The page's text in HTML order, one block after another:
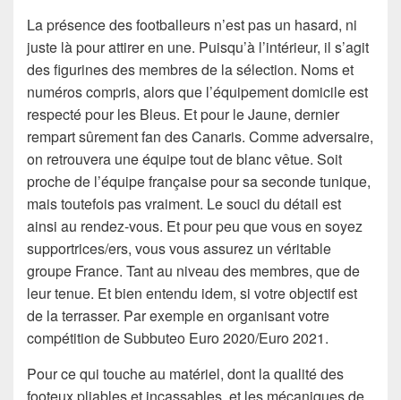
La présence des footballeurs n’est pas un hasard, ni
juste là pour attirer en une. Puisqu’à l’intérieur, il s’agit
des figurines des membres de la sélection. Noms et
numéros compris, alors que l’équipement domicile est
respecté pour les Bleus. Et pour le Jaune, dernier
rempart sûrement fan des Canaris. Comme adversaire,
on retrouvera une équipe tout de blanc vêtue. Soit
proche de l’équipe française pour sa seconde tunique,
mais toutefois pas vraiment. Le souci du détail est
ainsi au rendez-vous. Et pour peu que vous en soyez
supportrices/ers, vous vous assurez un véritable
groupe France. Tant au niveau des membres, que de
leur tenue. Et bien entendu idem, si votre objectif est
de la terrasser. Par exemple en organisant votre
compétition de Subbuteo Euro 2020/Euro 2021.
Pour ce qui touche au matériel, dont la qualité des
footeux pliables et incassables, et les mécaniques de